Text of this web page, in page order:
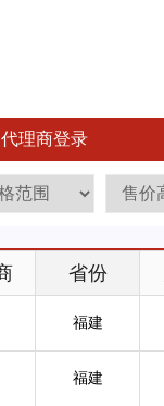
代理商登录
省份
福建
福建